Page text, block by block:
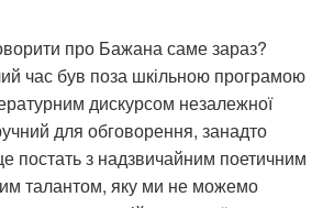
про Бажана саме зараз?
час був поза шкільною програмою
дискурсом незалежної
для обговорення, занадто
постать з надзвичайним поетичним
талантом, яку ми не можемо